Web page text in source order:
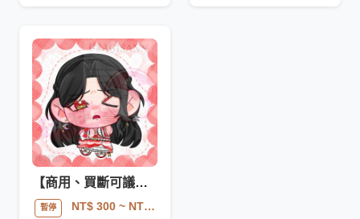
【商用、買斷可議】QQ人
暫停 NT$ 300~ NT$ 1000